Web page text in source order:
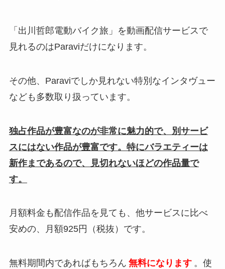
「出川哲郎電動バイク旅」を動画配信サービスで
見れるのはParaviだけになります。
その他、Paraviでしか見れない特別なインタヴュー
なども多数取り扱っています。
独占作品が豊富なのが非常に魅力的で、別サービ
スにはない作品が豊富です。特にバラエティーは
新作まであるので、見切れないほどの作品量で
す。
月額料金も配信作品を見ても、他サービスに比べ
安めの、月額925円（税抜）です。
無料期間内であればもちろん 無料になります 。使